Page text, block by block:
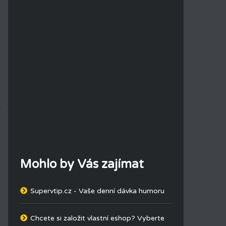
Mohlo by Vás zajímat
Supervtip.cz - Vaše denní dávka humoru
Chcete si založit vlastní eshop? Vyberte